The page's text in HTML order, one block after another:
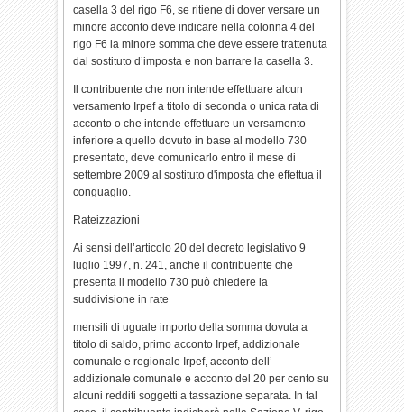
casella 3 del rigo F6, se ritiene di dover versare un
minore acconto deve indicare nella colonna 4 del
rigo F6 la minore somma che deve essere trattenuta
dal sostituto d’imposta e non barrare la casella 3.
Il contribuente che non intende effettuare alcun
versamento Irpef a titolo di seconda o unica rata di
acconto o che intende effettuare un versamento
inferiore a quello dovuto in base al modello 730
presentato, deve comunicarlo entro il mese di
settembre 2009 al sostituto d'imposta che effettua il
conguaglio.
Rateizzazioni
Ai sensi dell’articolo 20 del decreto legislativo 9
luglio 1997, n. 241, anche il contribuente che
presenta il modello 730 può chiedere la
suddivisione in rate
mensili di uguale importo della somma dovuta a
titolo di saldo, primo acconto Irpef, addizionale
comunale e regionale Irpef, acconto dell’
addizionale comunale e acconto del 20 per cento su
alcuni redditi soggetti a tassazione separata. In tal